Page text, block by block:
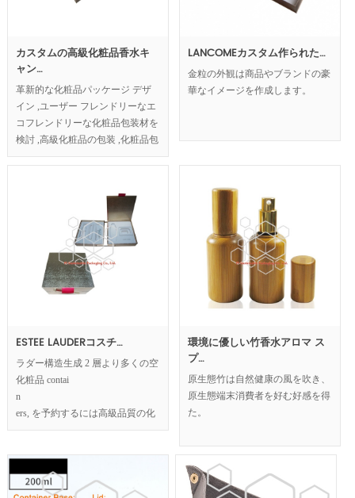
カスタムの高級化粧品香水キ
ャン…
革新的な化粧品パッケージ デザ
イン ,ユーザー フレンドリーなエ
コフレンドリーな化粧品包装材を
検討 ,高級化粧品の包装 ,化粧品包
装箱にデザイン コンセプト ,ピラ
LANCOMEカスタム作られた…
金粒の外観は商品やブランドの豪
華なイメージを作成します。
ESTEE LAUDERコスチ…
ラダー構造生成 2 層より多くの空
化粧品 contai
n
ers, を予約するには高級品質の化
粧品のコンテンツを宣伝する主な
環境に優しい竹香水アロマ ス
プ…
原生態竹は自然健康の風を吹き、
原生態端末消費者を好む好感を得
た。